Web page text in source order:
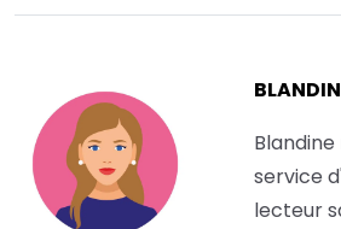
service
lecteur